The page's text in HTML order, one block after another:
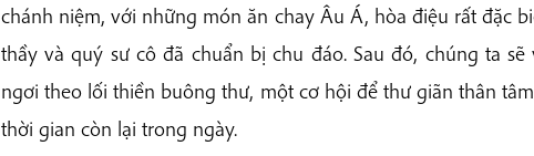
chánh niệm, với những món ăn chay Âu Á, hòa điệu rất đặc
thầy và quý sư cô đã chuẩn bị chu đáo. Sau đó, chúng ta
ngơi theo lối thiền buông thư, một cơ hội để thư giãn thân
thời gian còn lại trong ngày.